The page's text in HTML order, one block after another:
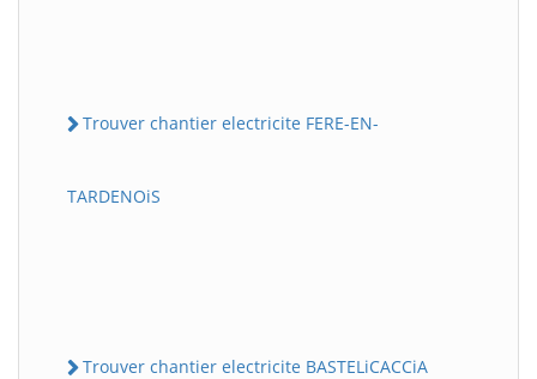
Trouver chantier electricite FERE-EN-
TARDENOiS
Trouver chantier electricite BASTELiCACCiA